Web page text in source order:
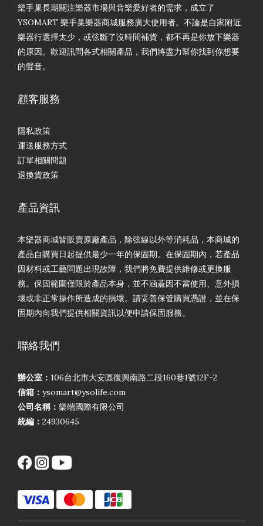
樂手巢長期關注樂器市場與音樂愛好者的需求，成立了
YSOMART 樂手巢樂器商城服務廣大使用者。不論是自家附近
樂器行選擇太少，或弦斷了沒時間補貨，都不再是你放下樂器
的原因。歡迎訊問各式相關產品，我們將盡力幫你找到你想要
的聲音。
顧客服務
隱私政策
運送服務方式
訂單相關問題
退換貨政策
產品資訊
本樂器商城皆販賣原廠產品，除弦線以外等消耗品，本商城的
產品自購買日起提供最少一年的保固期。在保固期內，若產品
因材料或工藝問題出現故障，我們將免費提供維修或更換服
務。保固範圍僅限於產品本身，並不涵蓋因不當使用、意外損
壞或非正常操作所造成的損壞。請妥善保管購買憑證，並在保
固期內向我們提供相關資訊以便申請保固服務。
聯絡我們
辦公室： 106台北市大安區復興南路二段160巷1號12F-2
信箱： ysomart@ysolife.com
公司名稱： 樂端國際有限公司
統編： 24930645